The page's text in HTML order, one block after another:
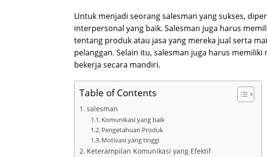
Untuk menjadi seorang salesman yang sukses,
interpersonal yang baik. Salesman juga harus
tentang produk atau jasa yang mereka jual serta
pelanggan. Selain itu, salesman juga harus
bekerja secara mandiri.
Table of Contents
salesman
Komunikasi yang baik
Pengetahuan Produk
Motivasi yang tinggi
Keterampilan Komunikasi yang Efektif